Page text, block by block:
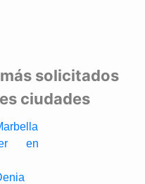
solicitados
ciudades
en